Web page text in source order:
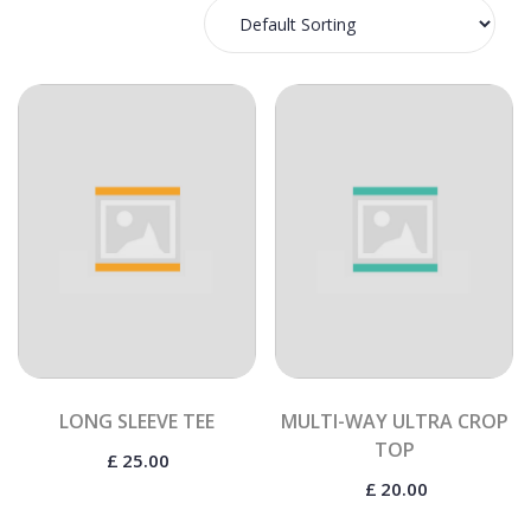
LONG SLEEVE TEE
£ 25.00
MULTI-WAY ULTRA CROP
TOP
£ 20.00